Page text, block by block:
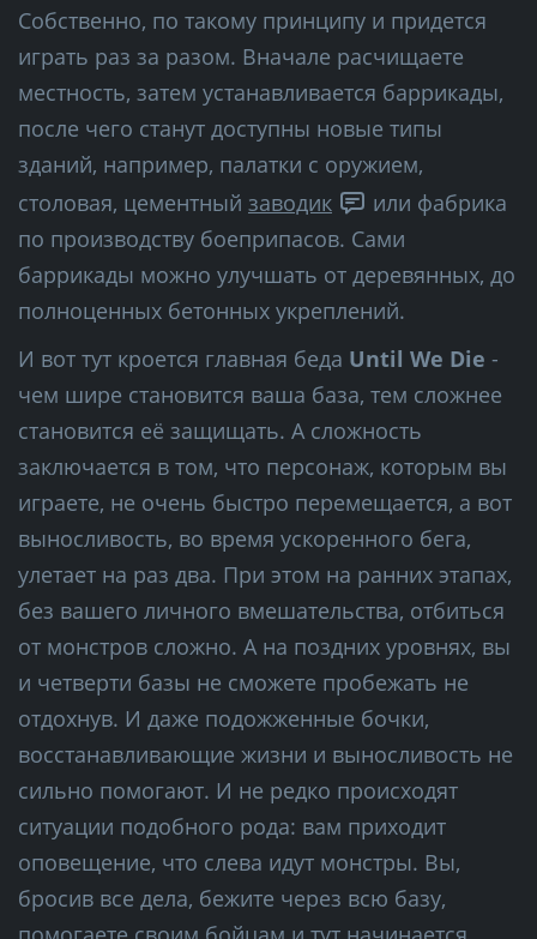
Собственно, по такому принципу и придется
играть раз за разом. Вначале расчищаете
местность, затем устанавливается баррикады,
после чего станут доступны новые типы
зданий, например, палатки с оружием,
столовая, цементный заводик
или фабрика
по производству боеприпасов. Сами
баррикады можно улучшать от деревянных, до
полноценных бетонных укреплений.
И вот тут кроется главная беда Until We Die -
чем шире становится ваша база, тем сложнее
становится её защищать. А сложность
заключается в том, что персонаж, которым вы
играете, не очень быстро перемещается, а вот
выносливость, во время ускоренного бега,
улетает на раз два. При этом на ранних этапах,
без вашего личного вмешательства, отбиться
от монстров сложно. А на поздних уровнях, вы
и четверти базы не сможете пробежать не
отдохнув. И даже подожженные бочки,
восстанавливающие жизни и выносливость не
сильно помогают. И не редко происходят
ситуации подобного рода: вам приходит
оповещение, что слева идут монстры. Вы,
бросив все дела, бежите через всю базу,